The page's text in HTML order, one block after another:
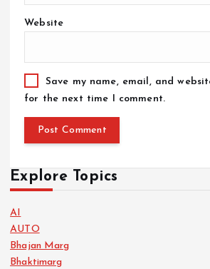
Website
Save my name, email, and
for the next time I comment.
Explore Topics
AI
AUTO
Bhajan Marg
Bhaktimarg